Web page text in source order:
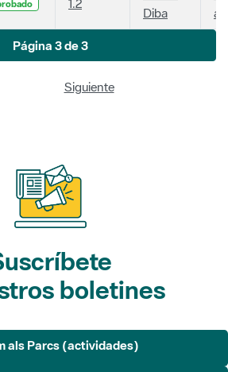
Diba
Página 3 de 3
Siguiente
boletines
als Parcs (actividades)